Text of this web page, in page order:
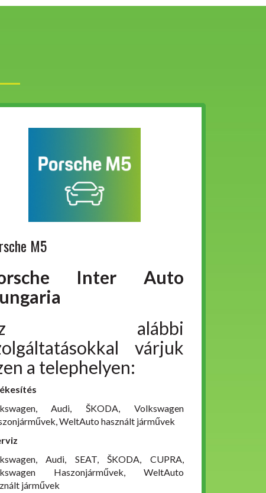
M5
Inter Auto
alábbi
várjuk
a telephelyen:
Audi, ŠKODA, Volkswagen
WeltAuto használt járművek
Audi, SEAT, ŠKODA, CUPRA,
Haszonjárművek, WeltAuto
járművek